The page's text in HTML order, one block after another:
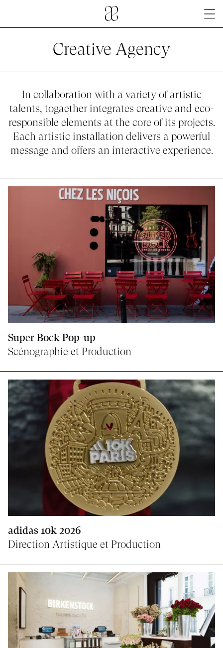
CREATIVE
AGENCY
ARTISTIC
INCUBATOR
ABOUT
CONTACT
FR
ANÇAIS
EN
Creative Agency
In collaboration with a variety of artistic
talents, togaether integrates creative and eco-
responsible elements at the core of its projects.
Each artistic installation delivers a powerful
message and offers an interactive experience.
Super Bock Pop-up
Scénographie et Production
adidas 10k 2026
Direction Artistique et Production